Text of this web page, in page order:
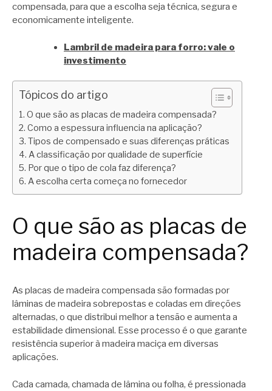
compensada, para que a escolha seja técnica, segura e
economicamente inteligente.
Lambril de madeira para forro: vale o
investimento
Tópicos do artigo
O que são as placas de madeira compensada?
Como a espessura influencia na aplicação?
Tipos de compensado e suas diferenças práticas
A classificação por qualidade de superfície
Por que o tipo de cola faz diferença?
A escolha certa começa no fornecedor
O que são as placas de
madeira compensada?
As placas de madeira compensada são formadas por
lâminas de madeira sobrepostas e coladas em direções
alternadas, o que distribui melhor a tensão e aumenta a
estabilidade dimensional. Esse processo é o que garante
resistência superior à madeira maciça em diversas
aplicações.
Cada camada, chamada de lâmina ou folha, é pressionada